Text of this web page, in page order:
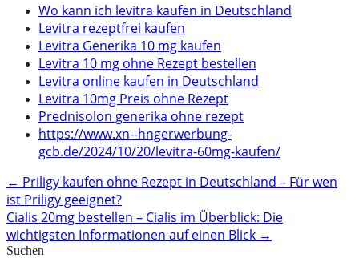
Wo kann ich levitra kaufen in Deutschland
Levitra rezeptfrei kaufen
Levitra Generika 10 mg kaufen
Levitra 10 mg ohne Rezept bestellen
Levitra online kaufen in Deutschland
Levitra 10mg Preis ohne Rezept
Prednisolon generika ohne rezept
https://www.xn--hngerwerbung-
gcb.de/2024/10/20/levitra-60mg-kaufen/
Post
navigation
← Priligy kaufen ohne Rezept in Deutschland – Für wen
ist Priligy geeignet?
Cialis 20mg bestellen – Cialis im Überblick: Die
wichtigsten Informationen auf einen Blick →
Suchen